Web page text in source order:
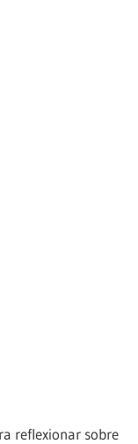
reflexionar sobre